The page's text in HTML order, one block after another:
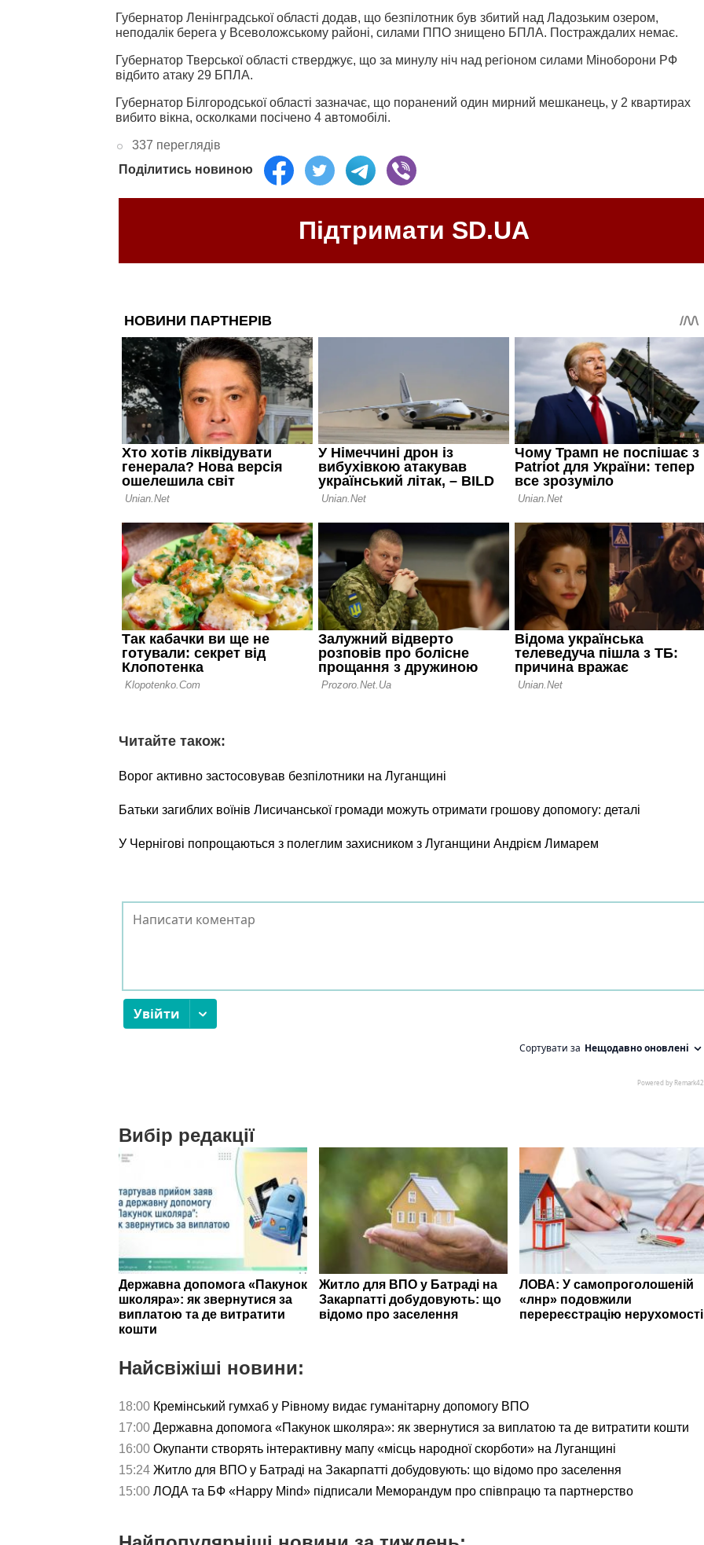
Губернатор Ленінградської області додав, що безпілотник був збитий над Ладозьким озером,
неподалік берега у Всеволожському районі, силами ППО знищено БПЛА. Постраждалих немає.
Губернатор Тверської області стверджує, що за минулу ніч над регіоном силами Міноборони РФ
відбито атаку 29 БПЛА.
Губернатор Білгородської області зазначає, що поранений один мирний мешканець, у 2 квартирах
вибито вікна, осколками посічено 4 автомобілі.
337 переглядів
Поділитись новиною
Підтримати SD.UA
Читайте також:
Ворог активно застосовував безпілотники на Луганщині
Батьки загиблих воїнів Лисичанської громади можуть отримати грошову допомогу: деталі
У Чернігові попрощаються з полеглим захисником з Луганщини Андрієм Лимарем
Вибір редакції
Державна допомога «Пакунок
школяра»: як звернутися за
виплатою та де витратити
кошти
Житло для ВПО у Батраді на
Закарпатті добудовують: що
відомо про заселення
ЛОВА: У самопроголошеній
«лнр» подовжили
перереєстрацію нерухомості
Найсвіжіші новини:
18:00 Кремінський гумхаб у Рівному видає гуманітарну допомогу ВПО
17:00 Державна допомога «Пакунок школяра»: як звернутися за виплатою та де витратити кошти
16:00 Окупанти створять інтерактивну мапу «місць народної скорботи» на Луганщині
15:24 Житло для ВПО у Батраді на Закарпатті добудовують: що відомо про заселення
15:00 ЛОДА та БФ «Happy Mind» підписали Меморандум про співпрацю та партнерство